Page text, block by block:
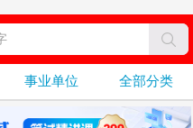
事业单位 全部分类